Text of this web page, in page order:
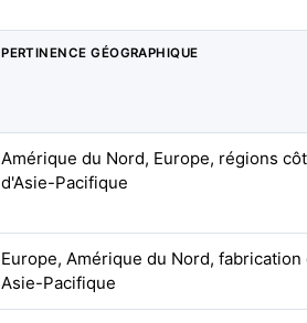
PERTINENCE GÉOGRAPHIQUE
Amérique du Nord, Europe, régions
d'Asie-Pacifique
Europe, Amérique du Nord, fabrication
Asie-Pacifique